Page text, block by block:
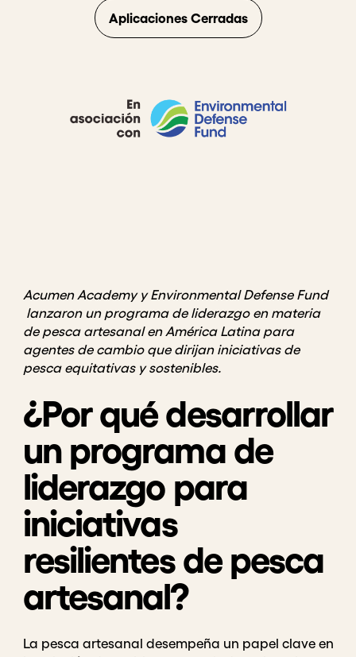
Aplicaciones Cerradas
Acumen Academy y Environmental Defense Fund
lanzaron un programa de liderazgo en materia
de pesca artesanal en América Latina para
agentes de cambio que dirijan iniciativas de
pesca equitativas y sostenibles.
¿Por qué desarrollar
un programa de
liderazgo para
iniciativas
resilientes de pesca
artesanal?
La pesca artesanal desempeña un papel clave en